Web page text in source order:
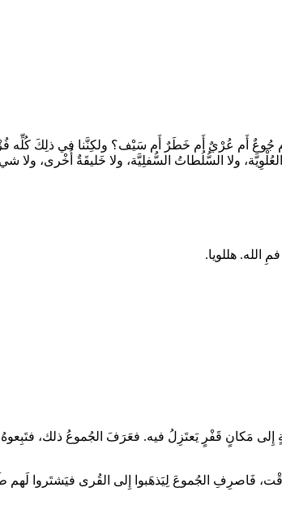
أَم عُرْيٌ أَم خَطَرٌ أَم سَيْف؟ ولكِنَّنا في ذلِكَ كُلِّه فُزْنا
العُلْوِيَّة، ولا السُّلُطاتُ السُّفلِيَّة، ولا خَليقَةٌ أُخْرى،
الله. هللويا.
قَفْرٍ يَعتَزِلُ فيه. فعَرَفَ الجُموعُ ذلك، فتَبِعوهُ
فَاصرِفِ الجُموعَ لِيَذهَبوا إِلى القُرى فيَشتَروا لَهم